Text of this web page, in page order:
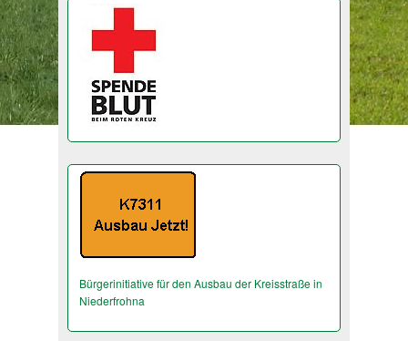
Bürgerinitiative für den Ausbau der Kreisstraße in
Niederfrohna